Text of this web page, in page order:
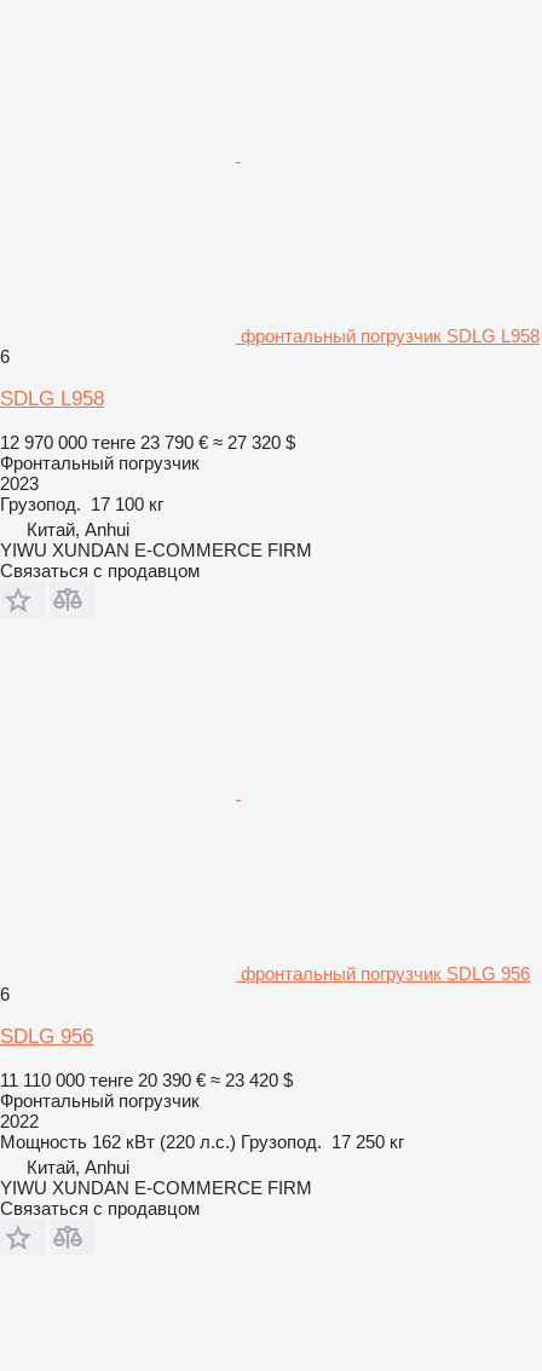
фронтальный погрузчик SDLG L958
6
SDLG L958
12 970 000 тенге 23 790 € ≈ 27 320 $
Фронтальный погрузчик
2023
Грузопод. 17 100 кг
Китай, Anhui
YIWU XUNDAN E-COMMERCE FIRM
Связаться с продавцом
фронтальный погрузчик SDLG 956
6
SDLG 956
11 110 000 тенге 20 390 € ≈ 23 420 $
Фронтальный погрузчик
2022
Мощность 162 кВт (220 л.с.) Грузопод. 17 250 кг
Китай, Anhui
YIWU XUNDAN E-COMMERCE FIRM
Связаться с продавцом